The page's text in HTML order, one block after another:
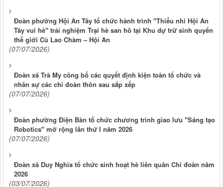
Đoàn phường Hội An Tây tổ chức hành trình "Thiếu nhi Hội An
Tây vui hè" trải nghiệm Trại hè san hô tại Khu dự trữ sinh quyển
thế giới Cù Lao Chàm – Hội An
(07/07/2026)
Đoàn xã Trà My công bố các quyết định kiện toàn tổ chức và
nhân sự các chi đoàn thôn sau sắp xếp
(07/07/2026)
Đoàn phường Điện Bàn tổ chức chương trình giao lưu "Sáng tạo
Robotics" mở rộng lần thứ I năm 2026
(07/07/2026)
Đoàn xã Duy Nghĩa tổ chức sinh hoạt hè liên quân Chi đoàn năm
2026
(03/07/2026)